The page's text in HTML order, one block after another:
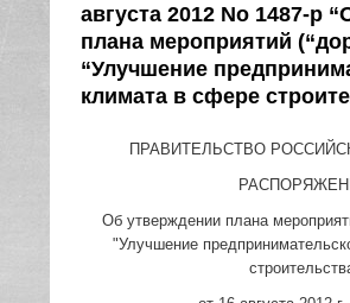
августа 2012 No 1487-р
плана мероприятий
“Улучшение
климата в сфере
ПРАВИТЕЛЬСТВО
Об утверждении плана
"Улучшение